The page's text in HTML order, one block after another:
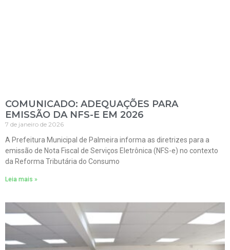
COMUNICADO: ADEQUAÇÕES PARA
EMISSÃO DA NFS-E EM 2026
7 de janeiro de 2026
A Prefeitura Municipal de Palmeira informa as diretrizes para a
emissão de Nota Fiscal de Serviços Eletrônica (NFS-e) no contexto
da Reforma Tributária do Consumo
Leia mais »